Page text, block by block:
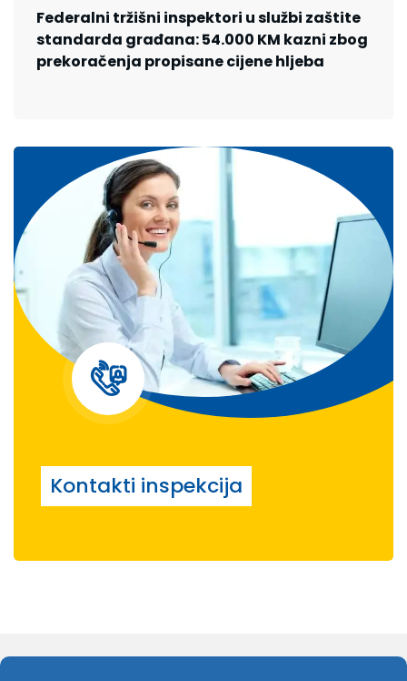
Federalni tržišni inspektori u službi zaštite
standarda građana: 54.000 KM kazni zbog
prekoračenja propisane cijene hljeba
Kontakti inspekcija